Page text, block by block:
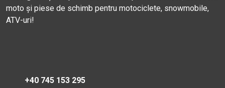
moto și piese de schimb pentru motociclete, snowmobile,
ATV-uri!
+40 745 153 295